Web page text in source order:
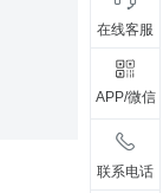
在线客服
APP/微信
联系电话